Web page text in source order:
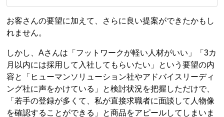
お客さんの要望に加えて、さらに良い提案ができたかもし
れません。
しかし、Aさんは「フットワークが軽い人材がいい」「3カ
月以内には採用して入社してもらいたい」という要望の内
容と「ヒューマンソリューション社やアドバイスリーディ
ング社に声をかけている」と検討状況を把握しただけで、
「若手の登録が多くて、私が直接求職者に面談して人物像
を確認することができる」と商品をアピールしてしまいま